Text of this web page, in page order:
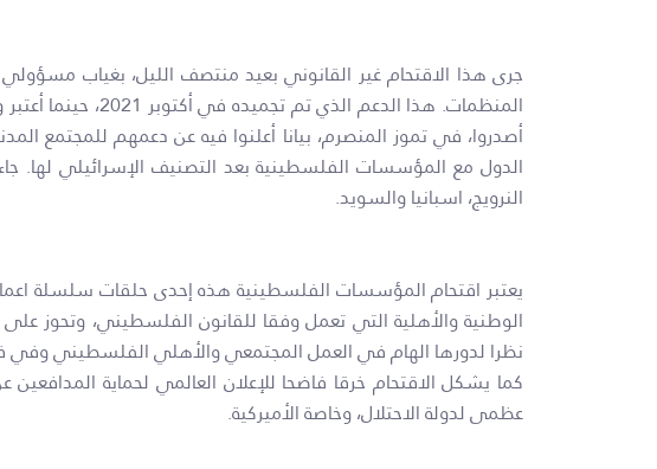
جرى هذا الاقتحام غير القانوني بعيد منتصف الليل، بغياب
أصدروا، في تموز المنصرم، بيانا أعلنوا فيه عن دعمهم للمجتمع
الدول مع المؤسسات الفلسطينية بعد التصنيف الإسرائيلي لها. جاء
النرويج، اسبانيا والسويد.
يعتبر اقتحام المؤسسات الفلسطينية هذه إحدى حلقات سلسلة
الوطنية والأهلية التي تعمل وفقا للقانون الفلسطيني، وتحوز
نظرا لدورها الهام في العمل المجتمعي والأهلي الفلسطيني وفي
عظمى لدولة الاحتلال، وخاصة الأميركية.